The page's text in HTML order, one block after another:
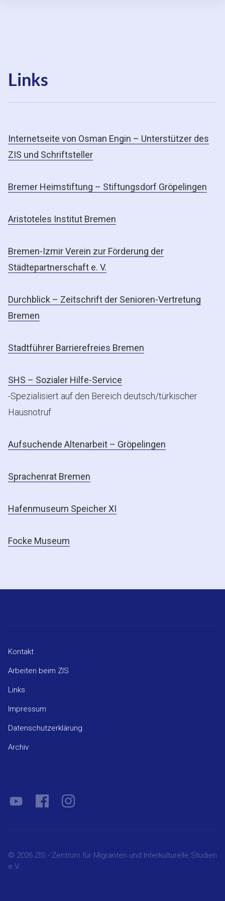
Links
Internetseite von Osman Engin – Unterstützer des
ZIS und Schriftsteller
Bremer Heimstiftung – Stiftungsdorf Gröpelingen
Aristoteles Institut Bremen
Bremen-Izmir Verein zur Förderung der
Städtepartnerschaft e. V.
Durchblick – Zeitschrift der Senioren-Vertretung
Bremen
Stadtführer Barrierefreies Bremen
SHS – Sozialer Hilfe-Service
-Spezialisiert auf den Bereich deutsch/türkischer
Hausnotruf
Aufsuchende Altenarbeit – Gröpelingen
Sprachenrat Bremen
Hafenmuseum Speicher XI
Focke Museum
Kontakt
Arbeiten beim ZIS
Links
Impressum
Datenschutzerklärung
Archiv
YouTubeFacebookInstagram
© 2026 ZIS - Zentrum für Migranten und Interkulturelle Studien
e.V..